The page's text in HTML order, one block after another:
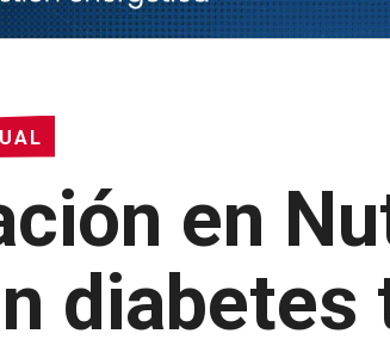
en
diabetes